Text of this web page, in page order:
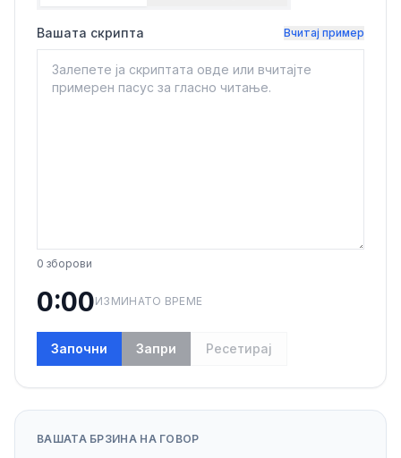
Вашата скрипта Вчитај пример
0 зборови
0:00ИЗМИНАТО ВРЕМЕ
Започни Запри Ресетирај
ВАШАТА БРЗИНА НА ГОВОР